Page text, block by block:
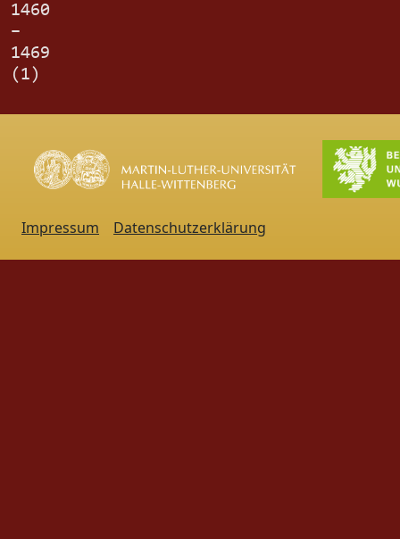
1460
–
1469
(1)
Impressum Datenschutzerklärung